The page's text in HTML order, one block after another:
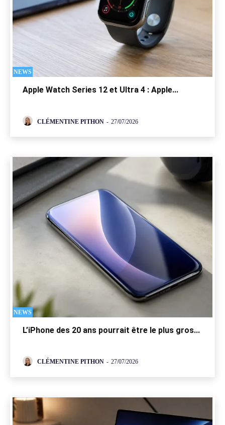
NEWS
Apple Watch Series 12 et Ultra 4 : Apple...
CLÉMENTINE PITHON - 27/07/2026
NEWS
L’iPhone des 20 ans pourrait être le plus gros...
CLÉMENTINE PITHON - 27/07/2026